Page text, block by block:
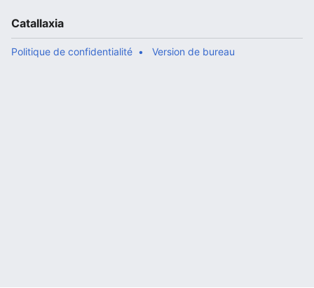
Catallaxia
Politique de confidentialité Version de bureau